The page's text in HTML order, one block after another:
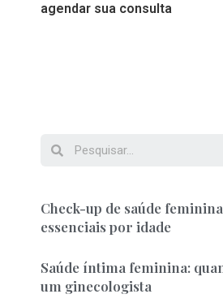
agendar sua consulta
Check-up de saúde
essenciais por idade
Saúde íntima feminina:
um ginecologista